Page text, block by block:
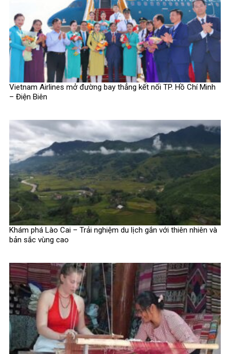
Vietnam Airlines mở đường bay thẳng kết nối TP. Hồ Chí Minh
– Điện Biên
Khám phá Lào Cai – Trải nghiệm du lịch gắn với thiên nhiên và
bản sắc vùng cao